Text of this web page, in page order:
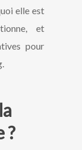
elle est
et
pour
?